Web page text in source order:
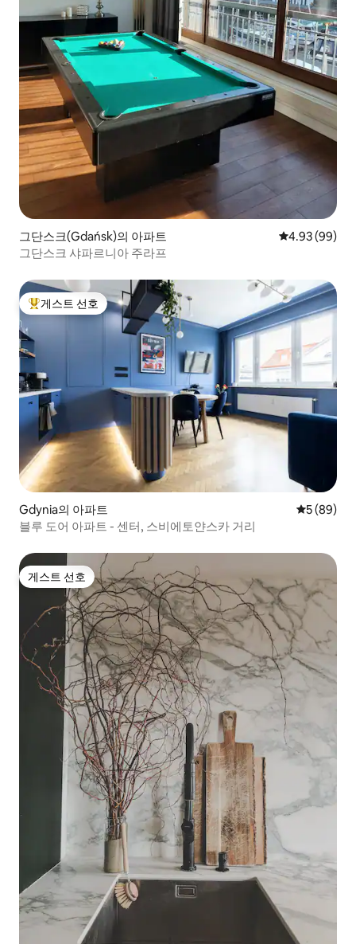
그단스크(Gdańsk)의 아파트 평점 4.93점(5
4.93 (99)
그단스크 샤파르니아 주라프
상위 게스트 선호
게스트 선호
Gdynia의 아파트 평점 5점(5
5 (89)
블루 도어 아파트 - 센터, 스비에토얀스카 거리
게스트 선호
게스트 선호